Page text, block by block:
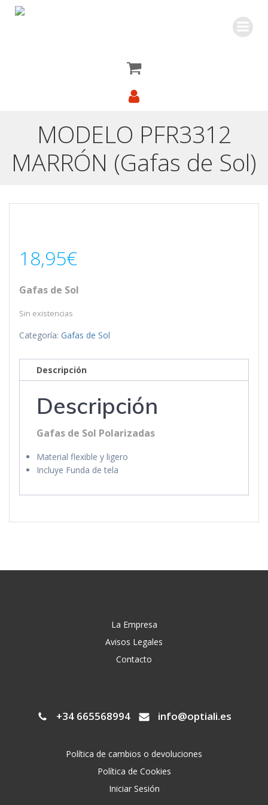
Saltar
MODELO PFR3312
MARRÓN (Gafas de Sol)
18,95€
Gafas de Sol
Sin existencias
Categoría: Gafas de Sol
Descripción
Descripción
Gafas de Sol Polarizadas
Material flexible y ligero
Incluye Funda de tela
La Empresa
Avisos Legales
Contacto
+34 665568994 info@optiali.es
Política de cambios o devoluciones
Política de Cookies
Iniciar Sesión